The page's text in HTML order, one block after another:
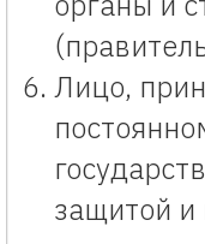
Лицо,
защитой и